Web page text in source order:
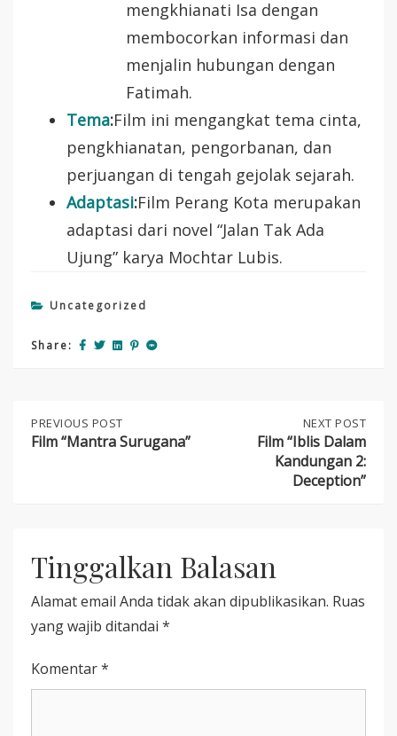
mengkhianati Isa dengan
membocorkan informasi dan
menjalin hubungan dengan
Fatimah.
Tema:Film ini mengangkat tema cinta,
pengkhianatan, pengorbanan, dan
perjuangan di tengah gejolak sejarah.
Adaptasi:Film Perang Kota merupakan
adaptasi dari novel “Jalan Tak Ada
Ujung” karya Mochtar Lubis.
Uncategorized
Share:
Post
PREVIOUS
POST:
PREVIOUS POST
Film “Mantra Surugana”
NEXT POST
Film “Iblis Dalam
Kandungan 2:
Deception”
Tinggalkan Balasan
Alamat email Anda tidak akan dipublikasikan. Ruas
yang wajib ditandai *
Komentar*